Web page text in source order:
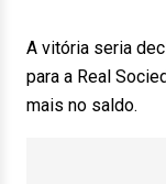
A vitória seria
para a Real
mais no saldo.